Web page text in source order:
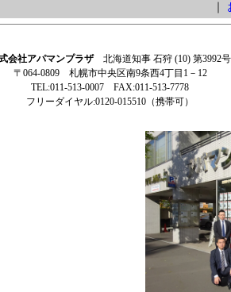
会社アパマンプラザ北海道知事 石狩 (10) 第3992号
〒064-0809 札幌市中央区南9条西4丁目1－12
TEL:011-513-0007 FAX:011-513-7778
フリーダイヤル:0120-015510（携帯可）